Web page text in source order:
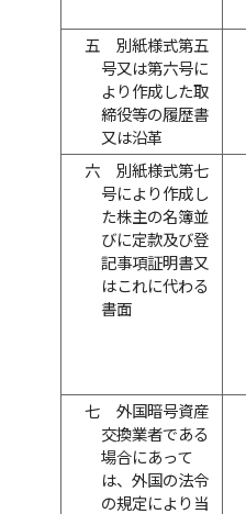
五
別紙様式第五
号又は第六号に
より作成した取
締役等の履歴書
又は沿革
六
別紙様式第七
号により作成し
た株主の名簿並
びに定款及び登
記事項証明書又
はこれに代わる
書面
七
外国暗号資産
交換業者である
場合にあって
は、外国の法令
の規定により当